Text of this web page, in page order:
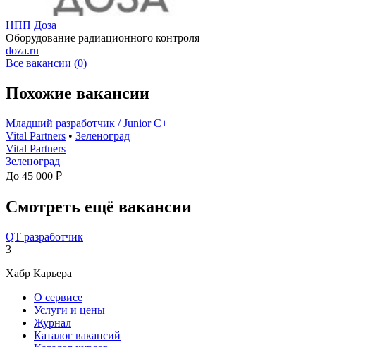
НПП Доза
Оборудование радиационного контроля
doza.ru
Все вакансии (0)
Похожие вакансии
Младший разработчик / Junior C++
Vital Partners • Зеленоград
Vital Partners
Зеленоград
До 45 000 ₽
Смотреть ещё вакансии
QT разработчик
3
Хабр Карьера
О сервисе
Услуги и цены
Журнал
Каталог вакансий